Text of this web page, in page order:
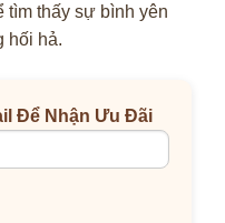
tìm thấy sự bình yên
hối hả.
Để Nhận Ưu Đãi